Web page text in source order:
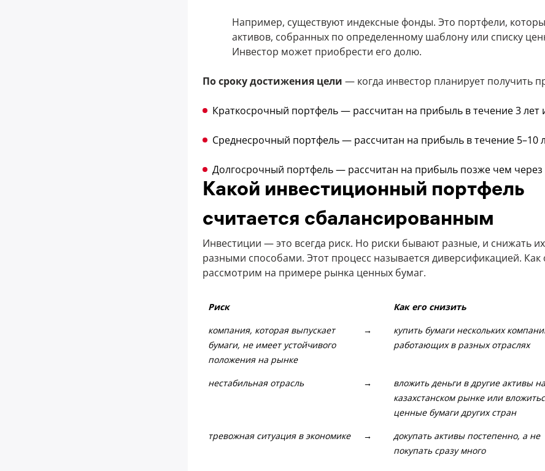
Например, существуют индексные фонды. Это портфели,
активов, собранных по определенному шаблону или списку
Инвестор может приобрести его долю.
По сроку достижения цели — когда инвестор планирует получить
Краткосрочный портфель — рассчитан на прибыль в течение 3 лет
Среднесрочный портфель — рассчитан на прибыль в течение 5–10
Долгосрочный портфель — рассчитан на прибыль позже чем через
Какой инвестиционный портфель
считается сбалансированным
Инвестиции — это всегда риск. Но риски бывают разные, и снижать
разными способами. Этот процесс называется диверсификацией. Как
рассмотрим на примере рынка ценных бумаг.
Риск
Как его снизить
компания, которая выпускает
бумаги, не имеет устойчивого
положения на рынке
→
купить бумаги нескольких
работающих в разных отраслях
нестабильная отрасль →
вложить деньги в другие активы на
казахстанском рынке или
ценные бумаги других стран
тревожная ситуация в экономике
→
докупать активы постепенно, а не
покупать сразу много